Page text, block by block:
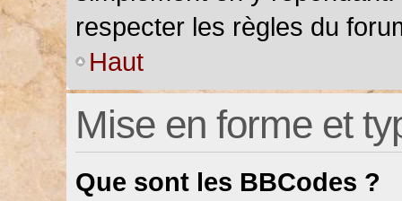
respecter les règles du
Haut
Mise en forme et
Que sont les BBCodes ?